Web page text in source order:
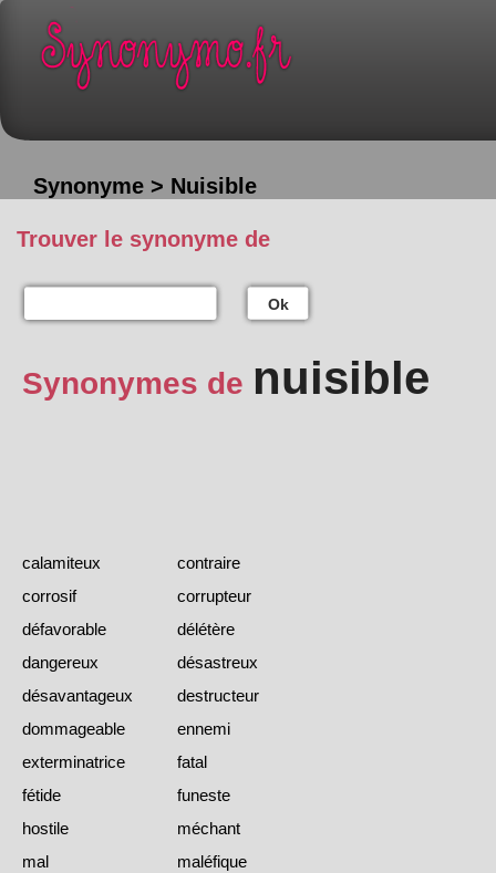
Synonyme > Nuisible
Trouver le synonyme de
Ok
Synonymes de nuisible
calamiteux
contraire
corrosif
corrupteur
défavorable
délétère
dangereux
désastreux
désavantageux
destructeur
dommageable
ennemi
exterminatrice
fatal
fétide
funeste
hostile
méchant
mal
maléfique